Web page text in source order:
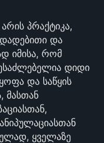
პრაქტიკა,
და
იმისა, რომ
დიდი
და საწყის
მასთან
ყველაზე